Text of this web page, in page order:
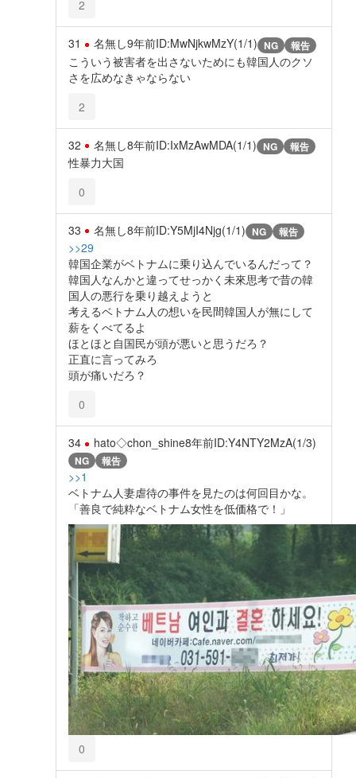
2
31 名無し9年前ID:MwNjkwMzY(1/1) NG 報告
こういう被害者を出さないためにも韓国人のクソ
さを広めなきゃならない
2
32 名無し8年前ID:IxMzAwMDA(1/1) NG 報告
性暴力大国
0
33 名無し8年前ID:Y5MjI4Njg(1/1) NG 報告
>>29
韓国企業がベトナムに乗り込んでいるんだって？
韓国人なんかと違ってせっかく未來思考で昔の韓
国人の悪行を乗り越えようと
考えるベトナム人の想いを民間韓国人が無にして
薪をくべてるよ
ほとほと自国民が頭が悪いと思うだろ？
正直に言ってみろ
頭が痛いだろ？
0
34 hato◇chon_shine8年前ID:Y4NTY2MzA(1/3)
NG 報告
>>1
ベトナム人妻虐待の事件を見たのは何回目かな。
「善良で純粋なベトナム女性を低価格で！」
0